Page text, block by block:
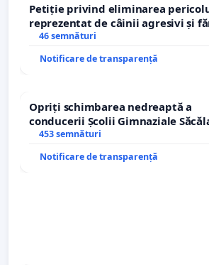
Petiție privind eliminarea
reprezentat de câinii agresivi și
stăpân din comuna Tunari
46 semnături
Notificare de transparență
Opriți schimbarea nedreaptă a
conducerii Școlii Gimnaziale
453 semnături
Notificare de transparență